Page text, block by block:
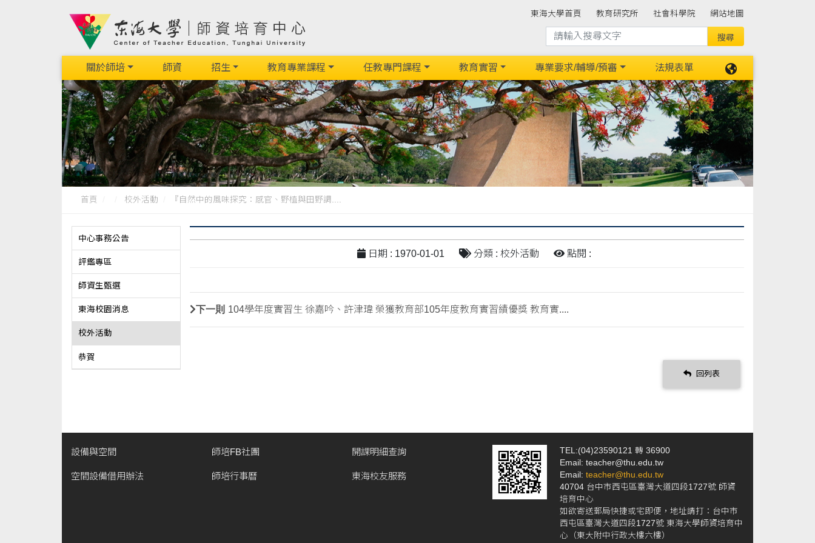
東海大學首頁 教育研究所 社會科學院 網站地圖
關於師培 師資 招生 教育專業課程 任教專門課程 教育實習 專業要求/輔導/預審 法規表單
首頁 校外活動 『自然中的風味探究：感官、野植與田野調....
中心事務公告
評鑑專區
師資生甄選
東海校園消息
校外活動
恭賀
日期 : 1970-01-01 分類 : 校外活動 點閱 :
下一則 104學年度實習生 徐嘉吟、許津瑋 榮獲教育部105年度教育實習績優獎 教育實....
回列表
設備與空間
空間設備借用辦法
師培FB社團
師培行事曆
開課明細查詢
東海校友服務
TEL:(04)23590121 轉 36900
Email: teacher@thu.edu.tw
Email:teacher@thu.edu.tw
40704 台中市西屯區臺灣大道四段1727號 師資
培育中心
如欲寄送郵局快捷或宅即便，地址請打：台中市
西屯區臺灣大道四段1727號 東海大學師資培育中
心（東大附中行政大樓六樓）